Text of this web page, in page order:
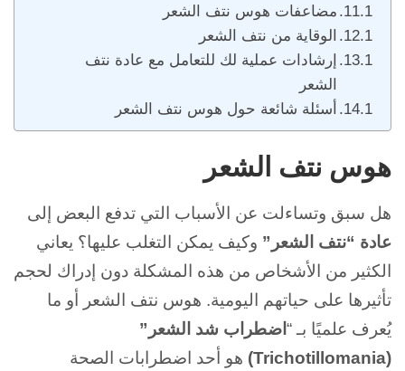
مضاعفات هوس نتف الشعر
الوقاية من نتف الشعر
إرشادات عملية لك للتعامل مع عادة نتف
الشعر
أسئلة شائعة حول هوس نتف الشعر
هوس نتف الشعر
هل سبق وتساءلت عن الأسباب التي تدفع البعض إلى
عادة “نتف الشعر” وكيف يمكن التغلب عليها؟ يعاني
الكثير من الأشخاص من هذه المشكلة دون إدراك لحجم
تأثيرها على حياتهم اليومية. هوس نتف الشعر أو ما
يُعرف علميًا بـ “ اضطراب شد الشعر”
(Trichotillomania)
هو أحد اضطرابات الصحة